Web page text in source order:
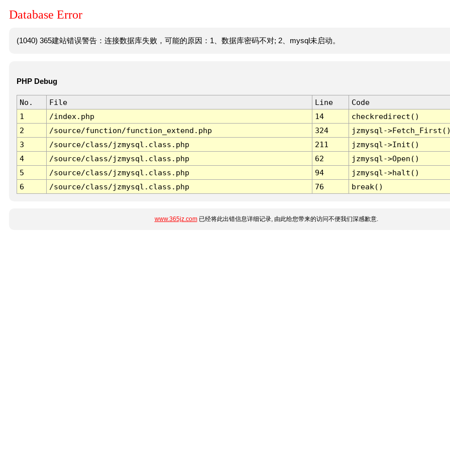
Database Error
(1040) 365建站错误警告：连接数据库失败，可能的原因：1、数据库密码不对; 2、mysql未启动。
PHP Debug
No. File Line
Code
1
/index.php 14
checkredirect()
2
/source/function/function_extend.php 324
jzmysql-
3
/source/class/jzmysql.class.php 211
jzmysql->Init()
4
/source/class/jzmysql.class.php 62
jzmysql->Open()
5
/source/class/jzmysql.class.php 94
jzmysql->halt()
6
/source/class/jzmysql.class.php 76 break()
www.365jz.com已经将此出错信息详细记录, 由此给您带来的访问不便我们深感歉意.